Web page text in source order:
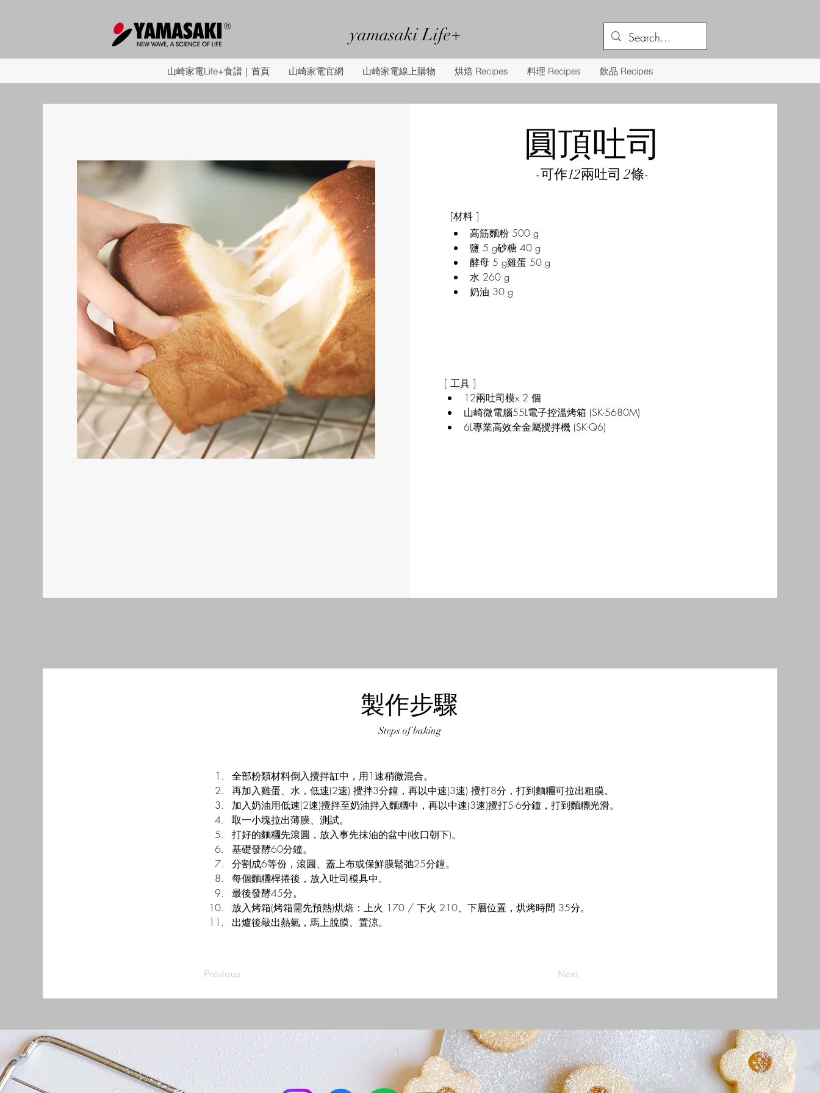
yamasaki Life+
山崎家電Life+食譜｜首頁 山崎家電官網 山崎家電線上購物 烘焙 Recipes 料理 Recipes 飲品 Recipes
圓頂吐司
-可作12兩吐司 2條-
[材料 ]
高筋麵粉 500 g
鹽 5 g砂糖 40 g
酵母 5 g雞蛋 50 g
水 260 g
奶油 30 g
[ 工具 ]
12兩吐司模x 2 個
山崎微電腦55L電子控溫烤箱 (SK-5680M)
6L專業高效全金屬攪拌機 (SK-Q6)
製作步驟
Steps of baking
全部粉類材料倒入攪拌缸中，用1速稍微混合。
再加入雞蛋、水，低速(2速) 攪拌3分鐘，再以中速(3速) 攪打8分，打到麵糰可拉出粗膜。
加入奶油用低速(2速)攪拌至奶油拌入麵糰中，再以中速(3速)攪打5-6分鐘，打到麵糰光滑。
取一小塊拉出薄膜、測試。
打好的麵糰先滾圓，放入事先抹油的盆中(收口朝下)。
基礎發酵60分鐘。
分割成6等份，滾圓、蓋上布或保鮮膜鬆弛25分鐘。
每個麵糰桿捲後，放入吐司模具中。
最後發酵45分。
放入烤箱(烤箱需先預熱)烘焙：上火 170 / 下火 210、下層位置，烘烤時間 35分。
出爐後敲出熱氣，馬上脫膜、置涼。
Previous Next